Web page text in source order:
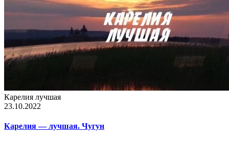
Карелия лучшая
23.10.2022
Карелия — лучшая. Чугун